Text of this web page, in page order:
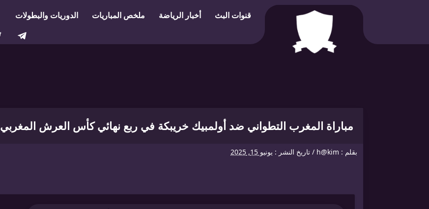
قنوات البث أخبار الرياضة ملخص المباريات الدوريات والبطولات
مباراة المغرب التطواني ضد أولمبيك خريبكة في ربع نهائي كأس العرش المغربي
بقلم : h@kim
/ تاريخ النشر : يونيو 15, 2025